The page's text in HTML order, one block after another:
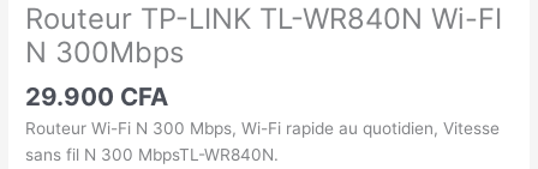
Routeur TP-LINK TL-WR840N Wi-FI
N 300Mbps
29.900 CFA
Routeur Wi-Fi N 300 Mbps, Wi-Fi rapide au quotidien, Vitesse
sans fil N 300 MbpsTL-WR840N.